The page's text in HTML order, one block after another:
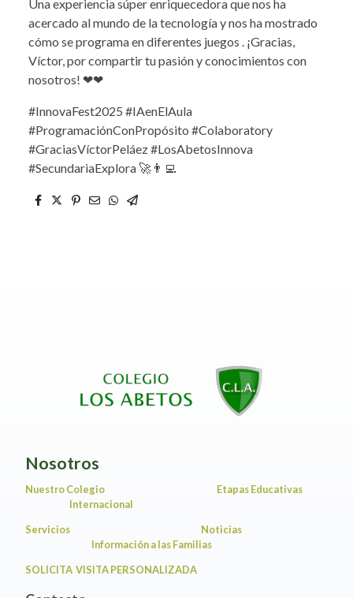
Una experiencia súper enriquecedora que nos ha
acercado al mundo de la tecnología y nos ha mostrado
cómo se programa en diferentes juegos . ¡Gracias,
Víctor, por compartir tu pasión y conocimientos con
nosotros! ❤❤
#InnovaFest2025 #IAenElAula
#ProgramaciónConPropósito #Colaboratory
#GraciasVíctorPeláez #LosAbetosInnova
#SecundariaExplora 🚀👨‍💻
Nosotros
Nuestro Colegio
Etapas Educativas
Internacional
Servicios
Noticias
Información a las Familias
SOLICITA VISITA PERSONALIZADA